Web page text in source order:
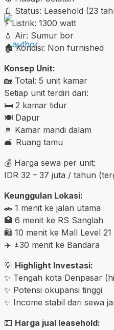
📄 Status: Leasehold (23
⚡ Listrik: 1300 watt
💧 Air: Sumur bor
🏚️ Kondisi: Non furnished
Konsep Unit:
🏡 Total: 5 unit kamar
Setiap unit terdiri dari:
🛏️ 2 kamar tidur
🍽️ Dapur
🚿 Kamar mandi dalam
🛋️ Ruang tamu
💰 Harga sewa per unit:
IDR 32 – 37 juta / tahun
Keunggulan Lokasi:
🚗 1 menit ke jalan utama
🏥 6 menit ke RS Sanglah
🛍️ 10 menit ke Mall Level 21
✈️ ±30 menit ke Bandara
💡 Highlight Investasi:
✨ Tengah kota Denpasar
✨ Potensi okupansi tinggi
✨ Income stabil dari sewa
💵 Harga jual leasehold: